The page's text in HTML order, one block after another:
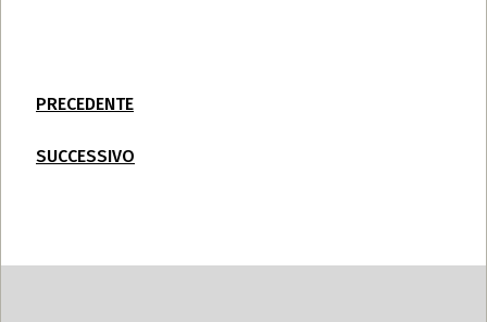
PRECEDENTE
SUCCESSIVO